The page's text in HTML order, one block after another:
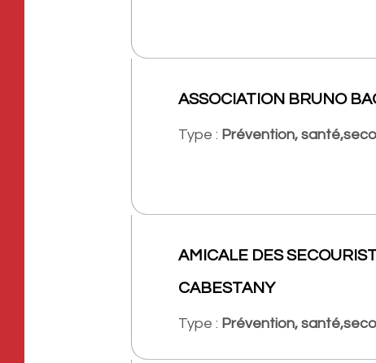
ASSOCIATION BRUNO
Type : Prévention,
AMICALE DES
CABESTANY
Type : Prévention,